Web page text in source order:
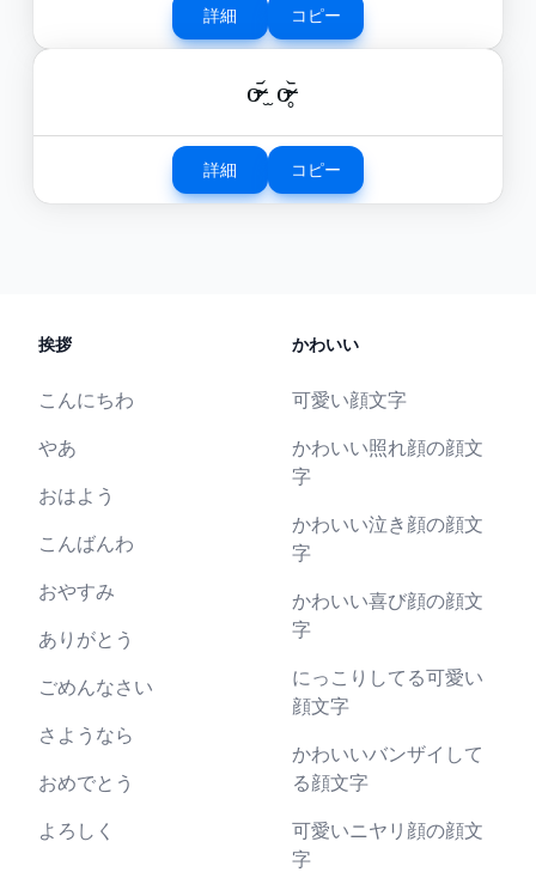
詳細 コピー
o̴̶̷᷄ ̫ o̴̶̷̥᷅
詳細 コピー
挨拶
こんにちわ
やあ
おはよう
こんばんわ
おやすみ
ありがとう
ごめんなさい
さようなら
おめでとう
よろしく
かわいい
可愛い顔文字
かわいい照れ顔の顔文
字
かわいい泣き顔の顔文
字
かわいい喜び顔の顔文
字
にっこりしてる可愛い
顔文字
かわいいバンザイして
る顔文字
可愛いニヤリ顔の顔文
字